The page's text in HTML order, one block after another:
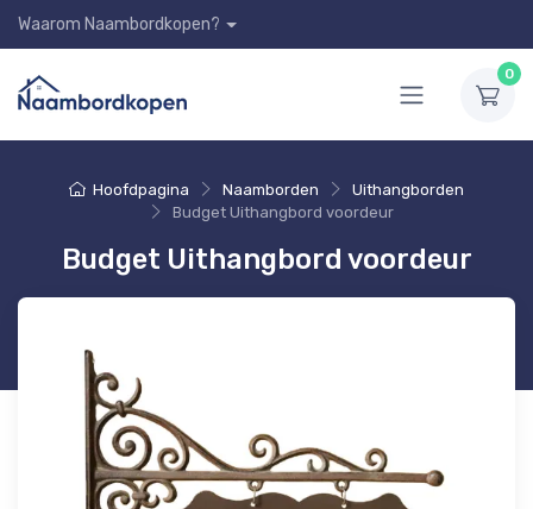
Waarom Naambordkopen?
0
Hoofdpagina Naamborden
Uithangborden
Budget Uithangbord voordeur
Budget Uithangbord voordeur